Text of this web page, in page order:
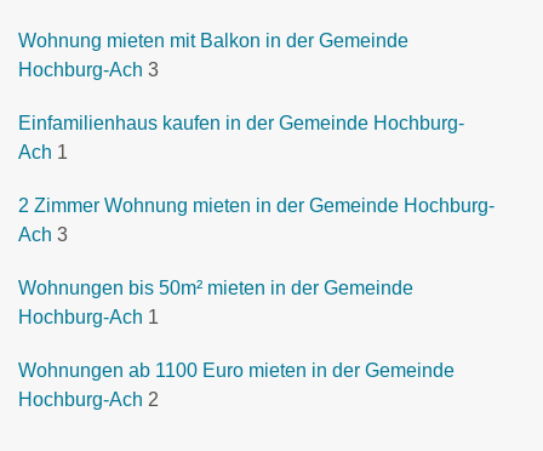
Wohnung mieten mit Balkon in der Gemeinde
Hochburg-Ach 3
Einfamilienhaus kaufen in der Gemeinde Hochburg-
Ach 1
2 Zimmer Wohnung mieten in der Gemeinde Hochburg-
Ach 3
Wohnungen bis 50m² mieten in der Gemeinde
Hochburg-Ach 1
Wohnungen ab 1100 Euro mieten in der Gemeinde
Hochburg-Ach 2